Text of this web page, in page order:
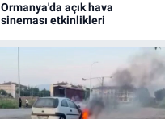
Ormanya'da açık hava
sineması etkinlikleri